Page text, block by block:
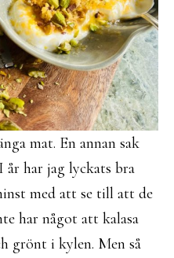
mat. En annan sak
år har jag lyckats bra
med att se till att de
har något att kalasa
grönt i kylen. Men så